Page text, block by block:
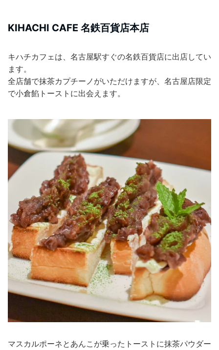
KIHACHI CAFE 名鉄百貨店本店
キハチカフェは、名古屋駅すぐの名鉄百貨店に出店してい
ます。
全店舗で抹茶カプチーノがいただけますが、名古屋店限定
で小倉餡トーストに出会えます。
マスカルポーネとあんこが乗ったトーストに抹茶パウダー